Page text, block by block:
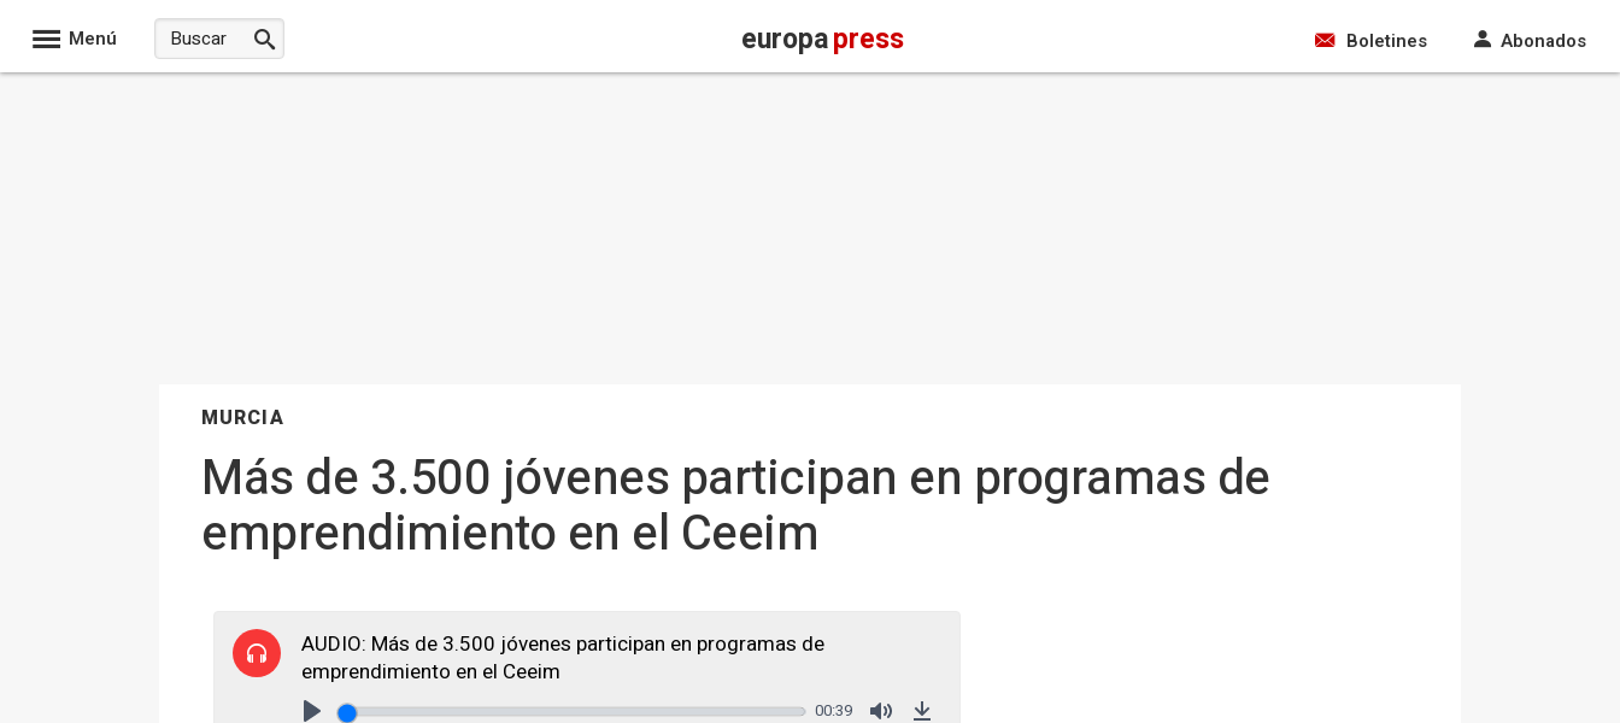
Menú europapress Boletines Abonados
MURCIA
Más de 3.500 jóvenes participan en programas de
emprendimiento en el Ceeim
AUDIO: Más de 3.500 jóvenes participan en programas de
emprendimiento en el Ceeim
00:39